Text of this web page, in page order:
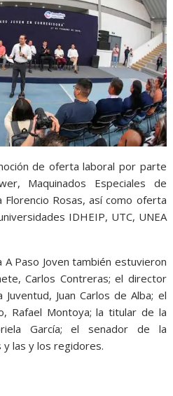
de oferta laboral por parte
Maquinados Especiales de
Florencio Rosas, así como oferta
IDHEIP, UTC, UNEA
Paso Joven también estuvieron
Carlos Contreras; el director
Juan Carlos de Alba; el
Rafael Montoya; la titular de la
García; el senador de la
y las y los regidores.